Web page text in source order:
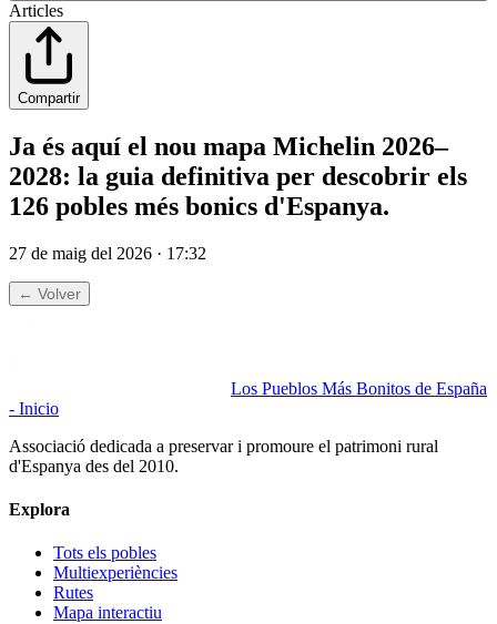
Articles
Compartir
Ja és aquí el nou mapa Michelin 2026–
2028: la guia definitiva per descobrir els
126 pobles més bonics d'Espanya.
27 de maig del 2026 · 17:32
← Volver
Los Pueblos Más Bonitos de España
- Inicio
Associació dedicada a preservar i promoure el patrimoni rural
d'Espanya des del 2010.
Explora
Tots els pobles
Multiexperiències
Rutes
Mapa interactiu